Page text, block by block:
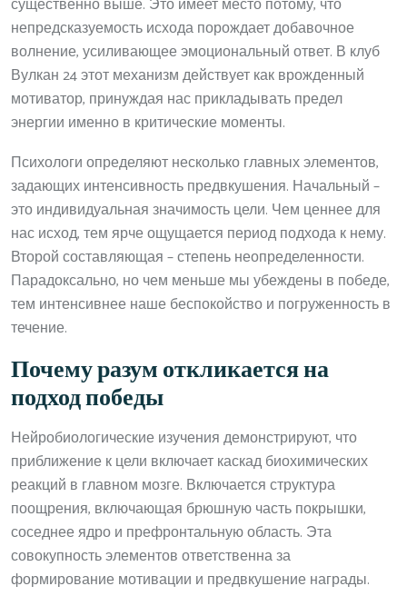
непредсказуемость исхода порождает добавочное
волнение, усиливающее эмоциональный ответ. В клуб
Вулкан 24 этот механизм действует как врожденный
мотиватор, принуждая нас прикладывать предел
энергии именно в критические моменты.
Психологи определяют несколько главных элементов,
задающих интенсивность предвкушения. Начальный –
это индивидуальная значимость цели. Чем ценнее для
нас исход, тем ярче ощущается период подхода к нему.
Второй составляющая – степень неопределенности.
Парадоксально, но чем меньше мы убеждены в победе,
тем интенсивнее наше беспокойство и погруженность в
течение.
Почему разум откликается на
подход победы
Нейробиологические изучения демонстрируют, что
приближение к цели включает каскад биохимических
реакций в главном мозге. Включается структура
поощрения, включающая брюшную часть покрышки,
соседнее ядро и префронтальную область. Эта
совокупность элементов ответственна за
формирование мотивации и предвкушение награды.